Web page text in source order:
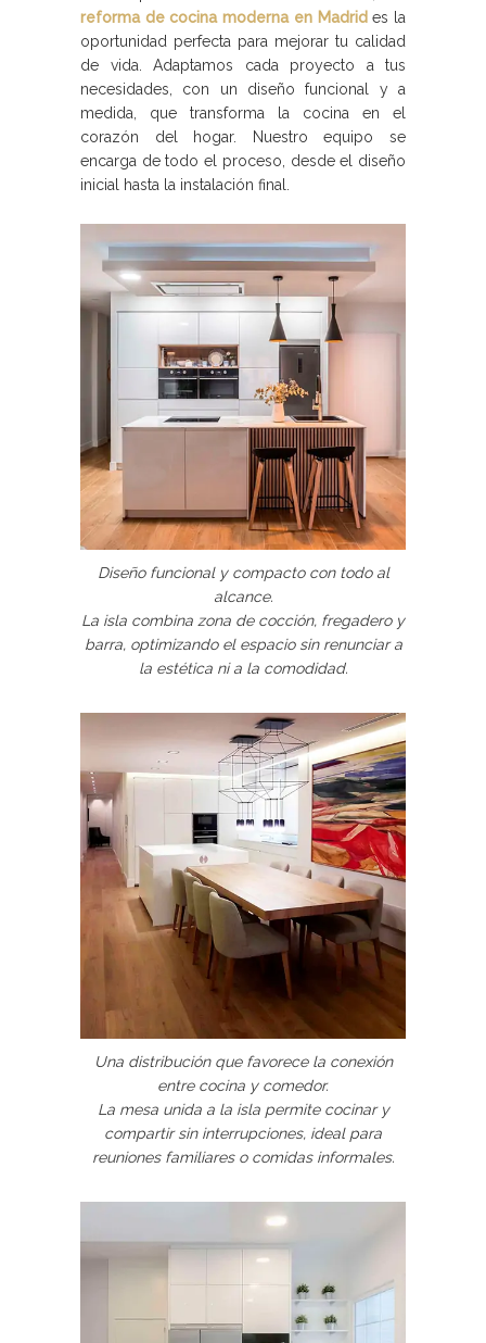
reforma de cocina moderna en Madrid es la
oportunidad perfecta para mejorar tu calidad
de vida. Adaptamos cada proyecto a tus
necesidades, con un diseño funcional y a
medida, que transforma la cocina en el
corazón del hogar. Nuestro equipo se
encarga de todo el proceso, desde el diseño
inicial hasta la instalación final.
Diseño funcional y compacto con todo al
alcance.
La isla combina zona de cocción, fregadero y
barra, optimizando el espacio sin renunciar a
la estética ni a la comodidad.
Una distribución que favorece la conexión
entre cocina y comedor.
La mesa unida a la isla permite cocinar y
compartir sin interrupciones, ideal para
reuniones familiares o comidas informales.